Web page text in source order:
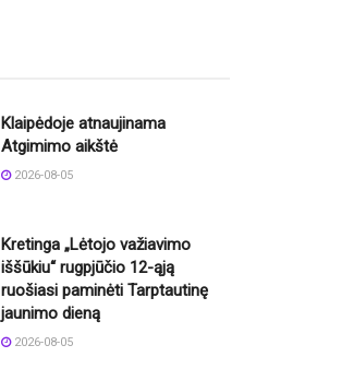
Klaipėdoje atnaujinama
Atgimimo aikštė
2026-08-05
Kretinga „Lėtojo važiavimo
iššūkiu“ rugpjūčio 12-ąją
ruošiasi paminėti Tarptautinę
jaunimo dieną
2026-08-05